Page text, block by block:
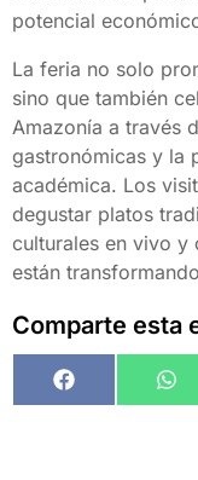
potencial
La feria no solo
sino que también
Amazonía a través
gastronómicas y la
académica. Los
degustar platos
culturales en vivo y
están
Comparte esta
Facebook